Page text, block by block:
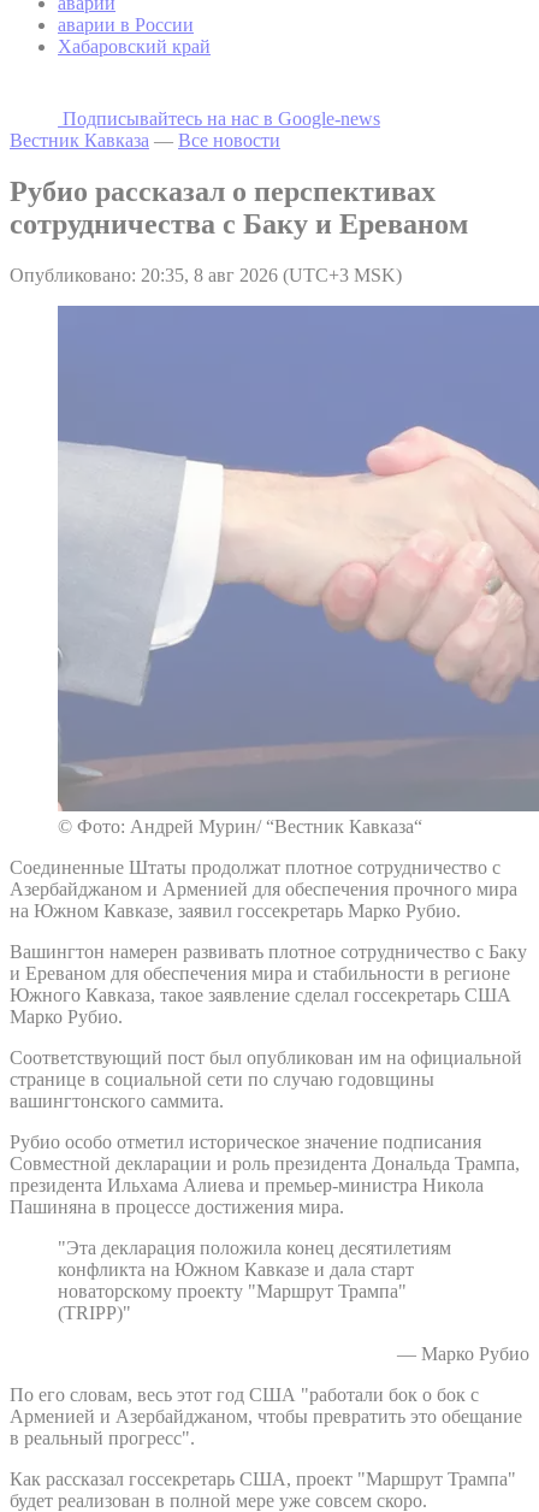
аварии в России
Хабаровский край
Подписывайтесь на наc в Google-news
Вестник Кавказа — Все новости
Рубио рассказал о перспективах
сотрудничества с Баку и Ереваном
Опубликовано: 20:35, 8 авг 2026 (UTC+3 MSK)
© Фото: Андрей Мурин/ “Вестник Кавказа“
Соединенные Штаты продолжат плотное сотрудничество с
Азербайджаном и Арменией для обеспечения прочного мира
на Южном Кавказе, заявил госсекретарь Марко Рубио.
Вашингтон намерен развивать плотное сотрудничество с Баку
и Ереваном для обеспечения мира и стабильности в регионе
Южного Кавказа, такое заявление сделал госсекретарь США
Марко Рубио.
Соответствующий пост был опубликован им на официальной
странице в социальной сети по случаю годовщины
вашингтонского саммита.
Рубио особо отметил историческое значение подписания
Совместной декларации и роль президента Дональда Трампа,
президента Ильхама Алиева и премьер-министра Никола
Пашиняна в процессе достижения мира.
"Эта декларация положила конец десятилетиям
конфликта на Южном Кавказе и дала старт
новаторскому проекту "Маршрут Трампа"
(TRIPP)"
— Марко Рубио
По его словам, весь этот год США "работали бок о бок с
Арменией и Азербайджаном, чтобы превратить это обещание
в реальный прогресс".
Как рассказал госсекретарь США, проект "Маршрут Трампа"
будет реализован в полной мере уже совсем скоро.